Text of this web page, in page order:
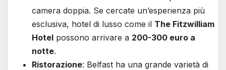
camera doppia. Se cercate un’esperienza più
esclusiva, hotel di lusso come il The Fitzwilliam
Hotel possono arrivare a 200-300 euro a
notte.
Ristorazione: Belfast ha una grande varietà di